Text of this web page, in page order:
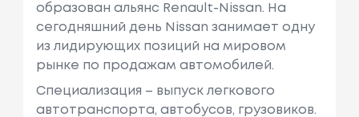
образован альянс Renault-Nissan. На
сегодняшний день Nissan занимает одну
из лидирующих позиций на мировом
рынке по продажам автомобилей.
Специализация – выпуск легкового
автотранспорта, автобусов, грузовиков.